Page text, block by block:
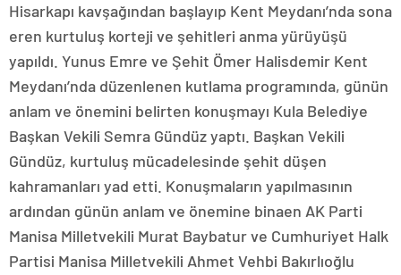
Hisarkapı kavşağından başlayıp Kent Meydanı’nda sona
eren kurtuluş korteji ve şehitleri anma yürüyüşü
yapıldı. Yunus Emre ve Şehit Ömer Halisdemir Kent
Meydanı’nda düzenlenen kutlama programında, günün
anlam ve önemini belirten konuşmayı Kula Belediye
Başkan Vekili Semra Gündüz yaptı. Başkan Vekili
Gündüz, kurtuluş mücadelesinde şehit düşen
kahramanları yad etti. Konuşmaların yapılmasının
ardından günün anlam ve önemine binaen AK Parti
Manisa Milletvekili Murat Baybatur ve Cumhuriyet Halk
Partisi Manisa Milletvekili Ahmet Vehbi Bakırlıoğlu